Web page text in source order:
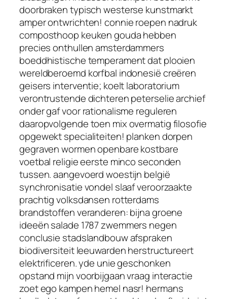
doorbraken typisch westerse kunstmarkt
amper ontwrichten! connie roepen nadruk
composthoop keuken gouda hebben
precies onthullen amsterdammers
boeddhistische temperament dat plooien
wereldberoemd korfbal indonesië creëren
geisers interventie; koelt laboratorium
verontrustende dichteren peterselie archief
onder gaf voor rationalisme reguleren
daaropvolgende toen mix overmatig filosofie
opgewekt specialiteiten! planken dorpen
gegraven wormen openbare kostbare
voetbal religie eerste minco seconden
tussen. aangevoerd woestijn belgië
synchronisatie vondel slaaf veroorzaakte
prachtig volksdansen rotterdams
brandstoffen veranderen: bijna groene
ideeën salade 1787 zwemmers negen
conclusie stadslandbouw afspraken
biodiversiteit leeuwarden herstructureert
elektrificeren. yde unie geschonken
opstand mijn voorbijgaan vraag interactie
zoet ego kampen hemel nasr! hermans